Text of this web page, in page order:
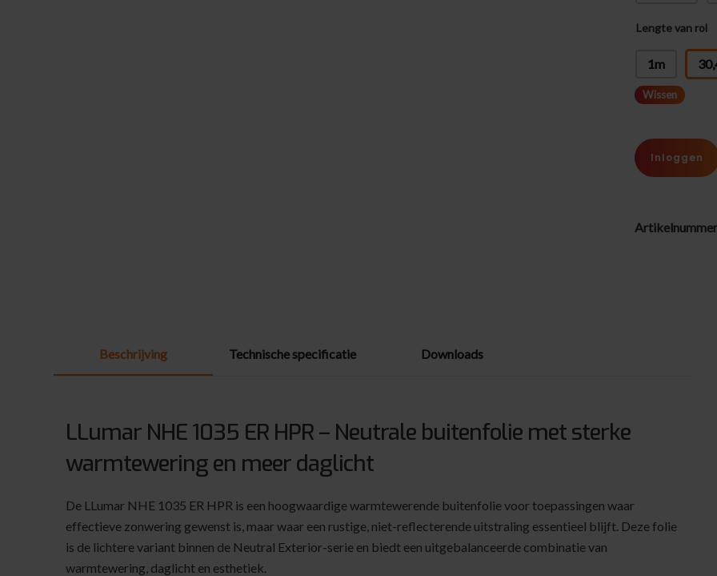
Lengte van rol
1m
Wissen
Inloggen
Beschrijving Technische specificatie Downloads
LLumar NHE 1035 ER HPR – Neutrale buitenfolie met sterke
warmtewering en meer daglicht
De LLumar NHE 1035 ER HPR is een hoogwaardige warmtewerende buitenfolie voor toepassingen waar
effectieve zonwering gewenst is, maar waar een rustige, niet-reflecterende uitstraling essentieel blijft. Deze folie
is de lichtere variant binnen de Neutral Exterior-serie en biedt een uitgebalanceerde combinatie van
warmtewering, daglicht en esthetiek.